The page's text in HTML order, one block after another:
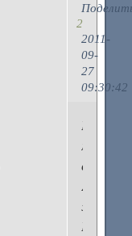
2
2011-
09-
27
09:30:42
Мой
муж
сова.
Я
Мне,